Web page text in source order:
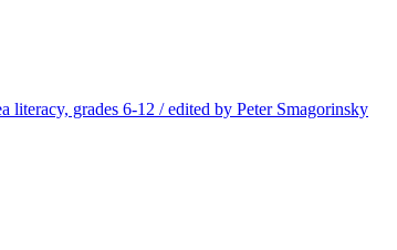
literacy, grades 6-12 / edited by Peter Smagorinsky